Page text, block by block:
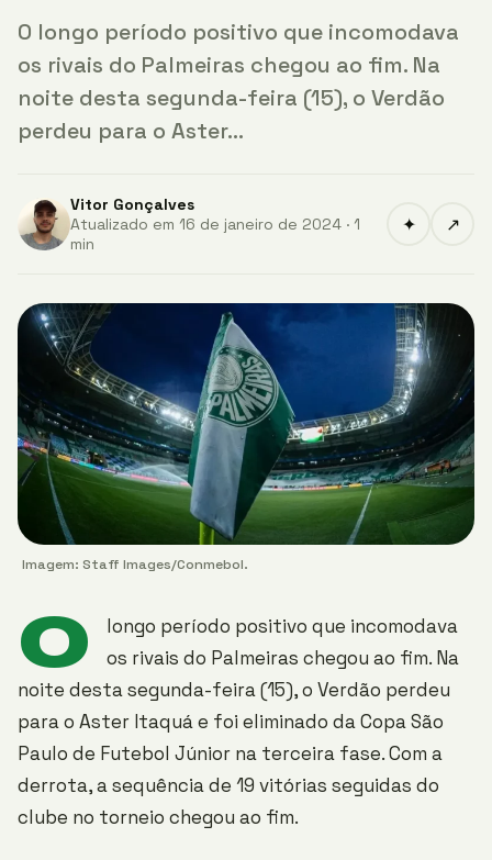
O longo período positivo que incomodava
os rivais do Palmeiras chegou ao fim. Na
noite desta segunda-feira (15), o Verdão
perdeu para o Aster…
Vitor Gonçalves
Atualizado em 16 de janeiro de 2024 · 1
min
✦ ↗
Imagem: Staff Images/Conmebol.
O
longo período positivo que incomodava
os rivais do Palmeiras chegou ao fim. Na
noite desta segunda-feira (15), o Verdão perdeu
para o Aster Itaquá e foi eliminado da Copa São
Paulo de Futebol Júnior na terceira fase. Com a
derrota, a sequência de 19 vitórias seguidas do
clube no torneio chegou ao fim.